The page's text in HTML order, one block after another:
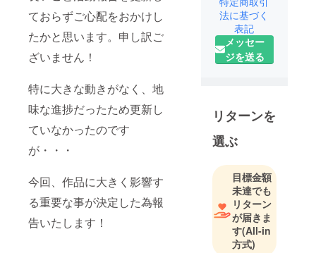
ておらずご心配をおかけし
たかと思います。申し訳ご
ざいません！
特に大きな動きがなく、地
味な進捗だったため更新し
ていなかったのです
が・・・
今回、作品に大きく影響す
る重要な事が決定した為報
告いたします！
す！
法に基づく
表記
メッセー
ジを送る
リターンを
選ぶ
目標金額
未達でも
リターン
が届きま
す(All-in
方式)